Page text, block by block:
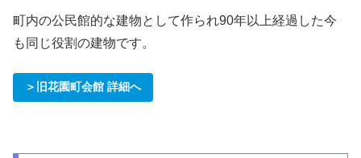
町内の公民館的な建物として作られ90年以上経過した今
も同じ役割の建物です。
＞旧花園町会館 詳細へ